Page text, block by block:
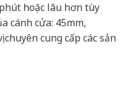
hoặc lâu hơn tùy
cánh cửa: 45mm,
chuyên cung cấp các sản